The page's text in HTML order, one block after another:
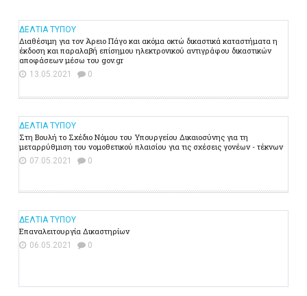
ΔΕΛΤΙΑ ΤΥΠΟΥ
Διαθέσιμη για τον Άρειο Πάγο και ακόμα οκτώ δικαστικά καταστήματα η
έκδοση και παραλαβή επίσημου ηλεκτρονικού αντιγράφου δικαστικών
αποφάσεων μέσω του gov.gr
13.05.2021 0
ΔΕΛΤΙΑ ΤΥΠΟΥ
Στη Βουλή το Σχέδιο Νόμου του Υπουργείου Δικαιοσύνης για τη
μεταρρύθμιση του νομοθετικού πλαισίου για τις σχέσεις γονέων - τέκνων
07.05.2021 0
ΔΕΛΤΙΑ ΤΥΠΟΥ
Επαναλειτουργία Δικαστηρίων
06.05.2021 0